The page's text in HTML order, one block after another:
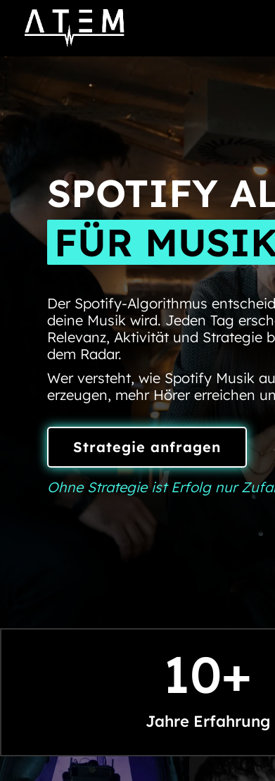
SPOTIFY
FÜR
Der Spotify-Algorithmus
deine Musik wird. Jeden Tag
Relevanz, Aktivität und Strategie
dem Radar.
Wer versteht, wie Spotify Musik
erzeugen, mehr Hörer erreichen
Strategie anfragen
Ohne Strategie ist Erfolg nur
10+
Jahre Erfahrung